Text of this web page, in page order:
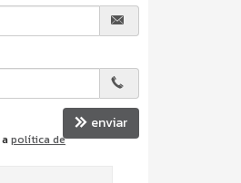
política de
enviar